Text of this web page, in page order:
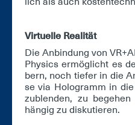
Vir­tu­el­le Rea­li­tät
Die An­bin­dung von
Phy­sics er­mög­licht es
bern, noch tie­fer in die
se via Ho­lo­gramm in
zu­blen­den, zu
hän­gig zu dis­ku­tie­ren.